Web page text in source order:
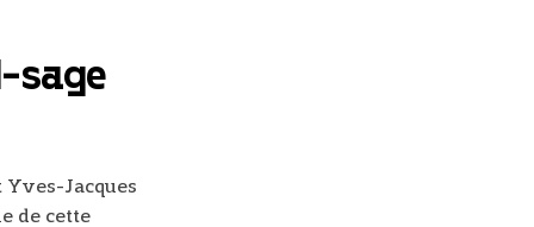
sage
Yves-Jacques
de cette